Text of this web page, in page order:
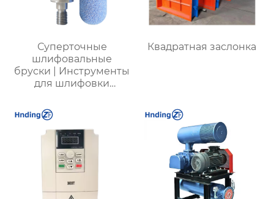
Суперточные
шлифовальные
бруски | Инструменты
для шлифовки
подшипников с
высокой точностью |
Профессиональные
решения для
полировки
поверхностей
Квадратная заслонка